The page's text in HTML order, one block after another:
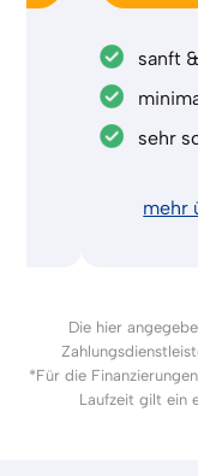
sanft
sehr
mehr
Die hier
*Für die
Laufzeit gilt ein